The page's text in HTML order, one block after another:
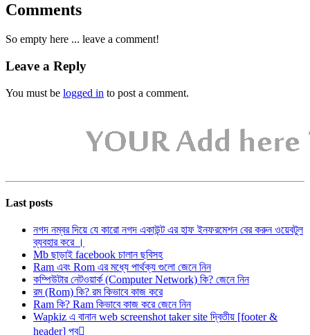
Comments
So empty here ... leave a comment!
Leave a Reply
You must be logged in to post a comment.
Last posts
নগদ নম্বর দিয়ে যে কারো নগদ একাউন্ট এর হাফ ইনফরমেশন বের করুন ওয়েবটুল
ব্যবহার করে ।
Mb ছাড়াই facebook চালান ছবিসহ
Ram এবং Rom এর মধ্যে পার্থক্য গুলো জেনে নিন
কম্পিউটার নেটওয়ার্ক (Computer Network) কি? জেনে নিন
রম (Rom) কি? রম কিভাবে কাজ করে
Ram কি? Ram কিভাবে কাজ করে জেনে নিন
Wapkiz এ বানান web screenshot taker site দ্বিতীয় [footer &
header] পব